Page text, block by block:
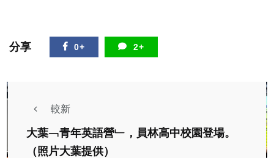
分享 0+ 2+
較新
大葉﹁青年英語營﹂，員林高中校園登場。
（照片大葉提供）